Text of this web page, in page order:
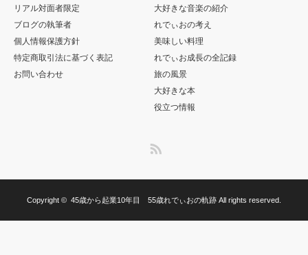
リアル対面者限定
ブログの執筆者
個人情報保護方針
特定商取引法に基づく表記
お問い合わせ
大好きな音楽の紹介
れでぃおの考え
美味しい料理
れでぃお成長の全記録
旅の風景
大好きな本
役立つ情報
Copyright © 45歳から起業10年目 55歳れでぃおの軌跡 All rights reserved.